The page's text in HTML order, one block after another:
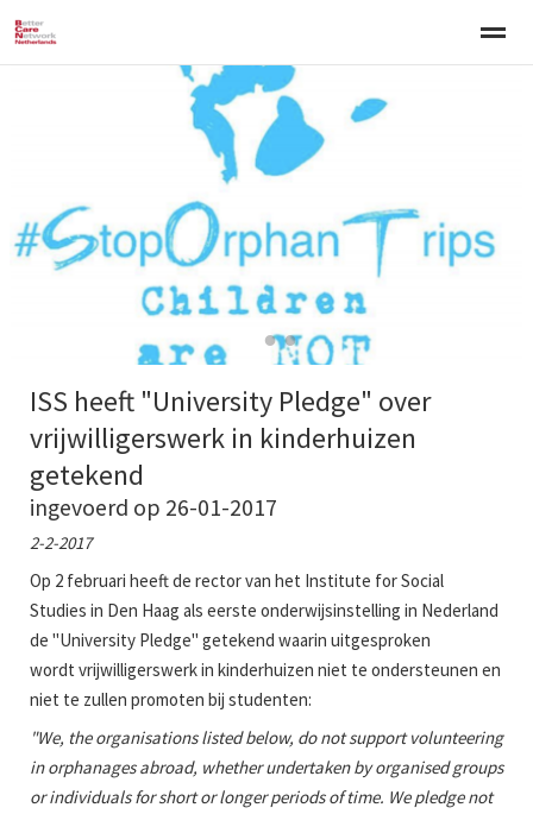
Over BCNN Werken met kinderen
● ●
ISS heeft "University Pledge" over
vrijwilligerswerk in kinderhuizen
getekend
ingevoerd op 26-01-2017
2-2-2017
Op 2 februari heeft de rector van het Institute for Social
Studies in Den Haag als eerste onderwijsinstelling in Nederland
de "University Pledge" getekend waarin uitgesproken
wordt vrijwilligerswerk in kinderhuizen niet te ondersteunen en
niet te zullen promoten bij studenten:
"We, the organisations listed below, do not support volunteering
in orphanages abroad, whether undertaken by organised groups
or individuals for short or longer periods of time. We pledge not